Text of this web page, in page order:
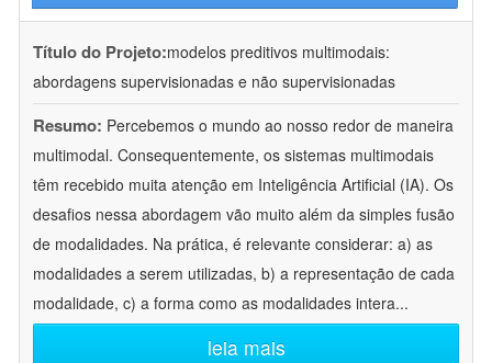
Título do Projeto:modelos preditivos multimodais:
abordagens supervisionadas e não supervisionadas
Resumo: Percebemos o mundo ao nosso redor de maneira
multimodal. Consequentemente, os sistemas multimodais
têm recebido muita atenção em Inteligência Artificial (IA). Os
desafios nessa abordagem vão muito além da simples fusão
de modalidades. Na prática, é relevante considerar: a) as
modalidades a serem utilizadas, b) a representação de cada
modalidade, c) a forma como as modalidades intera...
leia mais